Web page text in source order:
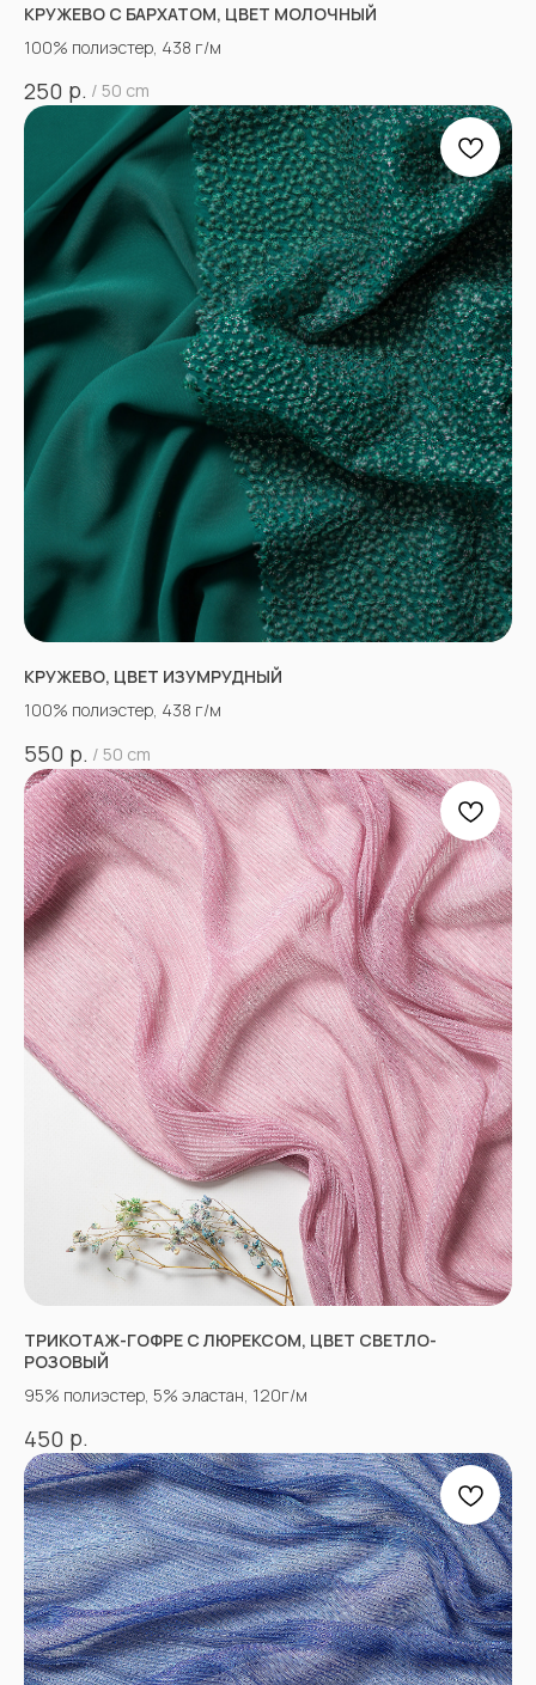
КРУЖЕВО С БАРХАТОМ, ЦВЕТ МОЛОЧНЫЙ
100% полиэстер, 438 г/м
250 р. / 50 cm
КРУЖЕВО, ЦВЕТ ИЗУМРУДНЫЙ
100% полиэстер, 438 г/м
550 р. / 50 cm
ТРИКОТАЖ-ГОФРЕ С ЛЮРЕКСОМ, ЦВЕТ СВЕТЛО-
РОЗОВЫЙ
95% полиэстер, 5% эластан, 120г/м
450 р.
+7
Отправить
НЕ НАШЛИ НУЖНУЮ
ТКАНЬ? ОСТАЛИСЬ
ВОПРОСЫ?
Заполните форму, и наши менеджеры
помогут вам с выбором и ответят на все
Согласен сПолитикой конфиденциальности